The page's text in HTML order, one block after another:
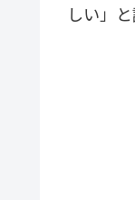
しい」